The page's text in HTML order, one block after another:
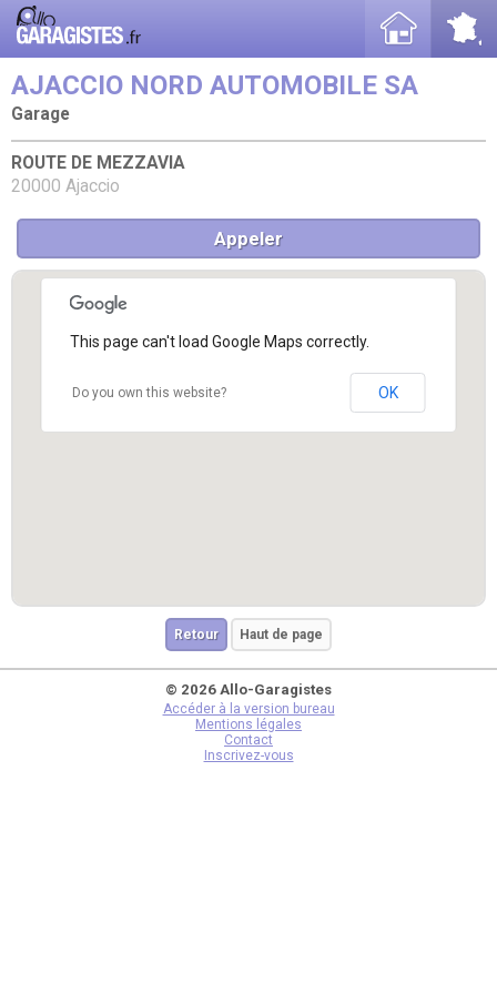
AJACCIO NORD AUTOMOBILE SA
Garage
ROUTE DE MEZZAVIA
20000 Ajaccio
Appeler
This page can't load Google Maps correctly.
Do you own this website? OK
Retour Haut de page
© 2026 Allo-Garagistes
Accéder à la version bureau
Mentions légales
Contact
Inscrivez-vous